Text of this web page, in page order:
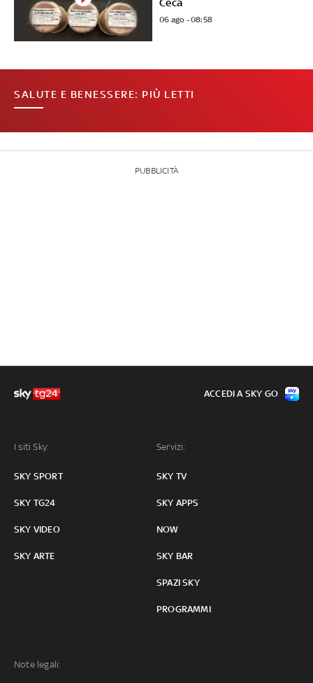
Ceca
06 ago - 08:58
SALUTE E BENESSERE: PIÙ LETTI
PUBBLICITÀ
I siti Sky:
SKY SPORT
SKY TG24
SKY VIDEO
SKY ARTE
Servizi:
SKY TV
SKY APPS
NOW
SKY BAR
SPAZI SKY
PROGRAMMI
Note legali:
ACCEDI A SKY GO